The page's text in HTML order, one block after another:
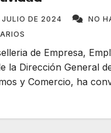
JULIO DE 2024
NO
de Empresa,
la Dirección General
y Comercio, ha